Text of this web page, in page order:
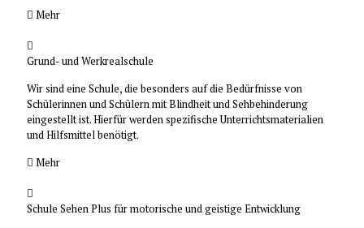
Mehr
Grund- und Werkrealschule
Wir sind eine Schule, die besonders auf die Bedürfnisse von
Schülerinnen und Schülern mit Blindheit und Sehbehinderung
eingestellt ist. Hierfür werden spezifische Unterrichtsmaterialien
und Hilfsmittel benötigt.
Mehr
Schule Sehen Plus für motorische und geistige Entwicklung